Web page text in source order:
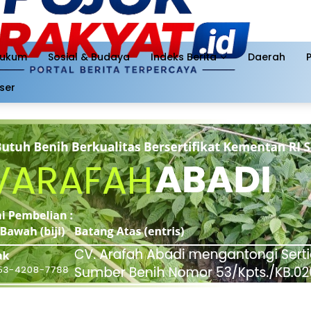
Sosial & Budaya Indeks Berita Daerah